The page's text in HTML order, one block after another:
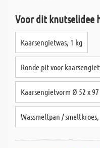
Voor dit knutselidee
Kaarsengietwas, 1 kg
Ronde pit voor
Kaarsengietvorm Ø 52 x
Wassmeltpan /